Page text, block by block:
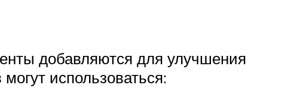
добавляются для улучшения
использоваться: